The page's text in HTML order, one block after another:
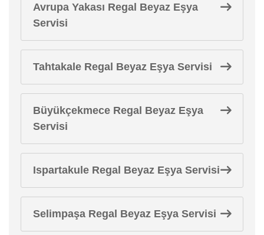
Avrupa Yakası Regal Beyaz Eşya
Servisi
Tahtakale Regal Beyaz Eşya Servisi
Büyükçekmece Regal Beyaz Eşya
Servisi
Ispartakule Regal Beyaz Eşya Servisi
Selimpaşa Regal Beyaz Eşya Servisi